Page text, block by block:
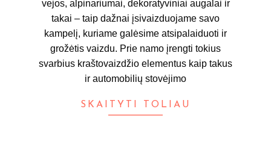
vejos, alpinariumai, dekoratyviniai augalai ir
takai – taip dažnai įsivaizduojame savo
kampelį, kuriame galėsime atsipalaiduoti ir
grožėtis vaizdu. Prie namo įrengti tokius
svarbius kraštovaizdžio elementus kaip takus
ir automobilių stovėjimo
SKAITYTI TOLIAU